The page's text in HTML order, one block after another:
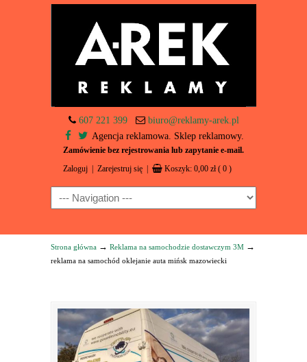
607 221 399
biuro@reklamy-arek.pl
Agencja reklamowa. Sklep reklamowy.
Zamówienie bez rejestrowania lub zapytanie e-mail.
Zaloguj Zarejestruj się Koszyk: 0,00 zł ( 0 )
Navigation
Strona główna → Reklama na samochodzie dostawczym 3M →
reklama na samochód oklejanie auta mińsk mazowiecki